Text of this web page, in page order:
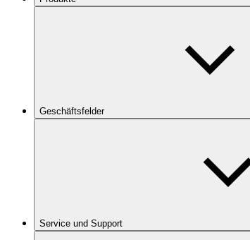
Geschäftsfelder
Service und Support